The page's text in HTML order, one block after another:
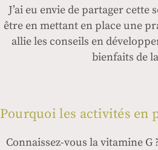
J’ai eu envie de partager
être en mettant en place une
allie les conseils en
bienfaits de
Pourquoi les activités en
Connaissez-vous la vitamine